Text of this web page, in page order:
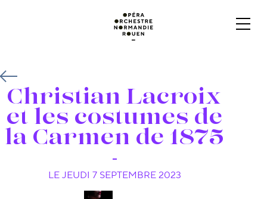
Christian Lacroix
et les costumes de
la Carmen de 1875
LE JEUDI 7 SEPTEMBRE 2023